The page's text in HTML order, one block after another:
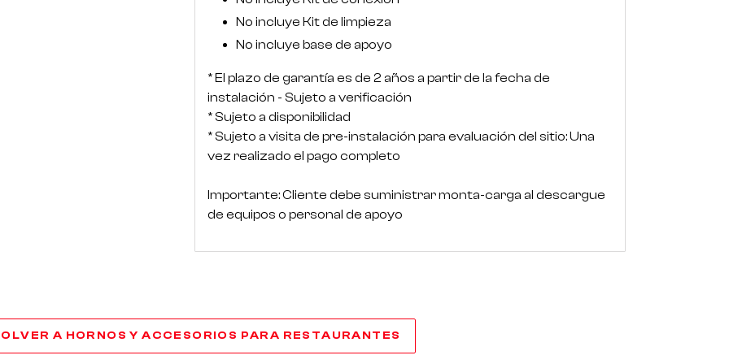
No incluye Kit de limpieza
No incluye base de apoyo
* El plazo de garantía es de 2 años a partir de la fecha de
instalación - Sujeto a verificación
* Sujeto a disponibilidad
* Sujeto a visita de pre-instalación para evaluación del sitio: Una
vez realizado el pago completo
Importante: Cliente debe suministrar monta-carga al descargue
de equipos o personal de apoyo
A HORNOS Y ACCESORIOS PARA RESTAURANTES